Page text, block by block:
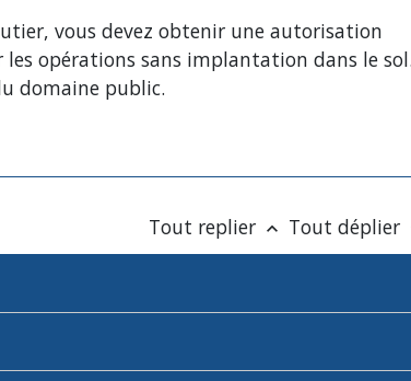
vous devez obtenir une autorisation
opérations sans implantation dans le sol.
domaine public.
Tout replier keyboard_arrow_up Tout déplier